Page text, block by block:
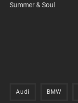
Summer & Soul
Audi BMW